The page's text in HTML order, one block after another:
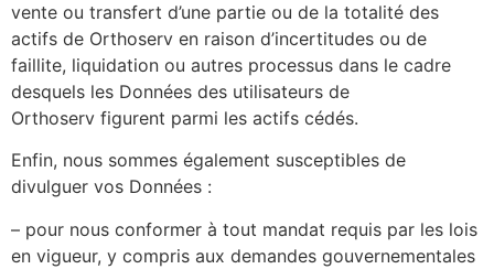
vente ou transfert d’une partie ou de la totalité des
actifs de Orthoserv en raison d’incertitudes ou de
faillite, liquidation ou autres processus dans le cadre
desquels les Données des utilisateurs de
Orthoserv figurent parmi les actifs cédés.
Enfin, nous sommes également susceptibles de
divulguer vos Données :
– pour nous conformer à tout mandat requis par les lois
en vigueur, y compris aux demandes gouvernementales